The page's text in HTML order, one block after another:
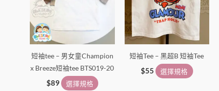
短袖tee – 男女童Champion
x Breeze短袖tee BTS019-20
$89 選擇規格
擇
項
短袖Tee – 黑超B 短袖Tee
$55 選擇規格
擇
項